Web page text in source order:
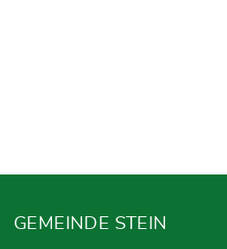
Fusszeile
GEMEINDE STEIN